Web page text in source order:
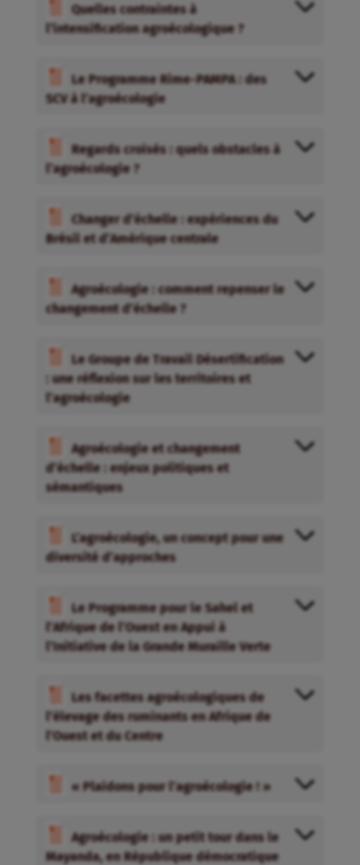
Quelles contraintes à
l’intensification agroécologique ?
Le Programme Rime-PAMPA : des
SCV à l’agroécologie
Regards croisés : quels obstacles à
l’agroécologie ?
Changer d’échelle : expériences du
Brésil et d’Amérique centrale
Agroécologie : comment repenser le
changement d’échelle ?
Le Groupe de Travail Désertification
: une réflexion sur les territoires et
l’agroécologie
Agroécologie et changement
d’échelle : enjeux politiques et
sémantiques
L’agroécologie, un concept pour une
diversité d’approches
Le Programme pour le Sahel et
l’Afrique de l’Ouest en Appui à
l’Initiative de la Grande Muraille Verte
Les facettes agroécologiques de
l’élevage des ruminants en Afrique de
l’Ouest et du Centre
« Plaidons pour l’agroécologie ! »
Agroécologie : un petit tour dans le
Mayanda, en République démocratique